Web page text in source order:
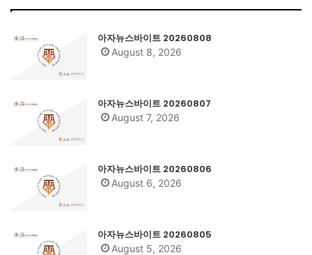
아자뉴스바이트 20260808
August 8, 2026
아자뉴스바이트 20260807
August 7, 2026
아자뉴스바이트 20260806
August 6, 2026
아자뉴스바이트 20260805
August 5, 2026